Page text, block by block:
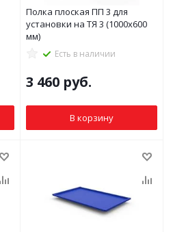
Полка плоская ПП 3 для
установки на ТЯ 3 (1000x600
мм)
Есть в наличии
3 460 руб.
В корзину